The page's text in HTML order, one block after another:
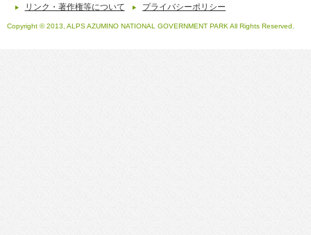
リンク・著作権等について プライバシーポリシー
Copyright © 2013, ALPS AZUMINO NATIONAL GOVERNMENT PARK All Rights Reserved.